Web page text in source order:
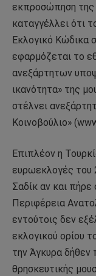
εκπροσώπηση της
καταγγέλλει ότι
Εκλογικό Κώδικα
εφαρμόζεται το
ανεξάρτητων
ικανότητα» της
στέλνει
Κοινοβούλιο»
Επιπλέον η
ευρωεκλογές του
Σαδίκ αν και
Περιφέρεια
εντούτοις δεν
εκλογικού ορίου
την Άγκυρα δήθεν
θρησκευτικής